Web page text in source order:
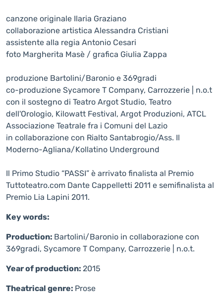
canzone originale Ilaria Graziano
collaborazione artistica Alessandra Cristiani
assistente alla regia Antonio Cesari
foto Margherita Masè / grafica Giulia Zappa
produzione Bartolini/Baronio e 369gradi
co-produzione Sycamore T Company, Carrozzerie | n.o.t
con il sostegno di Teatro Argot Studio, Teatro
dell'Orologio, Kilowatt Festival, Argot Produzioni, ATCL
Associazione Teatrale fra i Comuni del Lazio
in collaborazione con Rialto Santabrogio/Ass. Il
Moderno-Agliana/Kollatino Underground
Il Primo Studio “PASSI” è arrivato finalista al Premio
Tuttoteatro.com Dante Cappelletti 2011 e semifinalista al
Premio Lia Lapini 2011.
Key words:
Production: Bartolini/Baronio in collaborazione con
369gradi, Sycamore T Company, Carrozzerie | n.o.t.
Year of production: 2015
Theatrical genre: Prose